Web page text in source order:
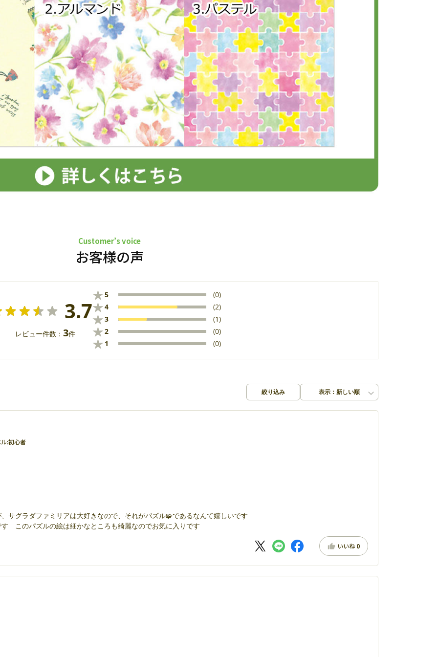
Customer’s voice
お客様の声
3.7
レビュー件数： 3件
★5 (0)
★4 (2)
★3 (1)
★2 (0)
★ 1 (0)
絞り込み 表示：新しい順
:初心者
サグラダファミリアは大好きなので、それがパズル🧩であるなんて嬉しいです
このパズルの絵は細かなところも綺麗なのでお気に入りです
いいね 0